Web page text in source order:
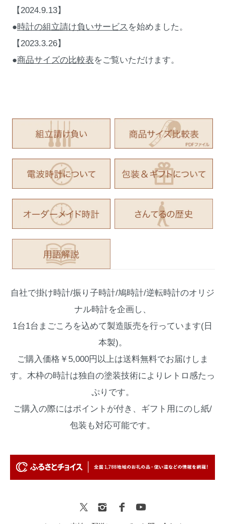
【2024.9.13】
●時計の組立請け負いサービス を始めました。
【2023.3.26】
●商品サイズの比較表をご覧いただけます。
自社で掛け時計/振り子時計/鳩時計/逆転時計のオリジ
ナル時計を企画し、
1台1台まごころを込めて製造販売を行っています(日
本製)。
ご購入価格￥5,000円以上は送料無料でお届けしま
す。木枠の時計は独自の塗装技術によりレトロ感たっ
ぷりです。
ご購入の際にはポイントが付き、ギフト用にのし紙/
包装も対応可能です。